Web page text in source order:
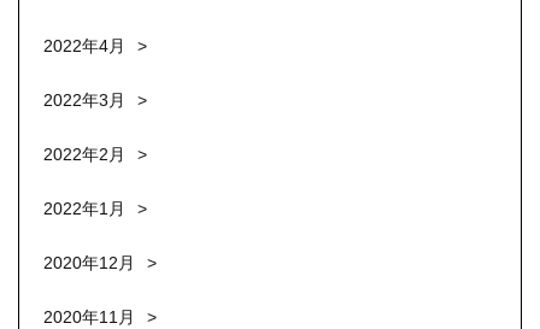
2022年4月
2022年3月
2022年2月
2022年1月
2020年12月
2020年11月